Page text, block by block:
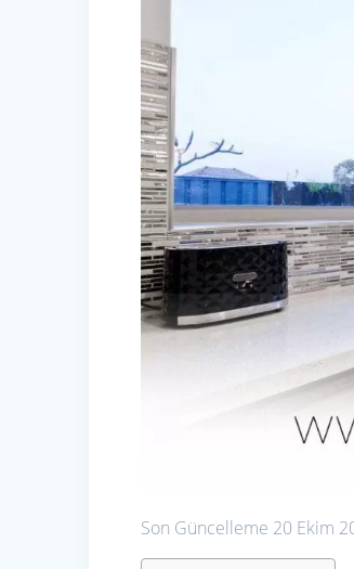
Son Güncelleme 20 Ekim